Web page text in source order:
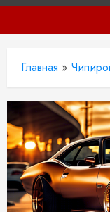
Главная »